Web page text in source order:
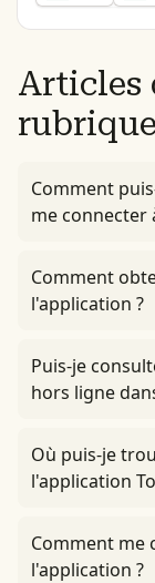
Articles
rubrique
Comment
me connecter
Comment
l'application ?
Puis-je
hors ligne
Où puis-je
l'application
Comment me
l'application ?